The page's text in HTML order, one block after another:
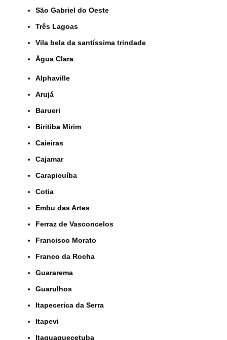
São Gabriel do Oeste
Três Lagoas
Vila bela da santíssima trindade
Água Clara
Alphaville
Arujá
Barueri
Biritiba Mirim
Caieiras
Cajamar
Carapicuíba
Cotia
Embu das Artes
Ferraz de Vasconcelos
Francisco Morato
Franco da Rocha
Guararema
Guarulhos
Itapecerica da Serra
Itapevi
Itaquaquecetuba